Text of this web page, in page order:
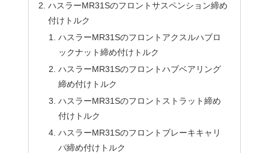
ハスラーMR31Sのフロントサスペンション締め
付けトルク
ハスラーMR31Sのフロントアクスルハブロ
ックナット締め付けトルク
ハスラーMR31Sのフロントハブベアリング
締め付けトルク
ハスラーMR31Sのフロントストラット締め
付けトルク
ハスラーMR31Sのフロントブレーキキャリ
パ締め付けトルク